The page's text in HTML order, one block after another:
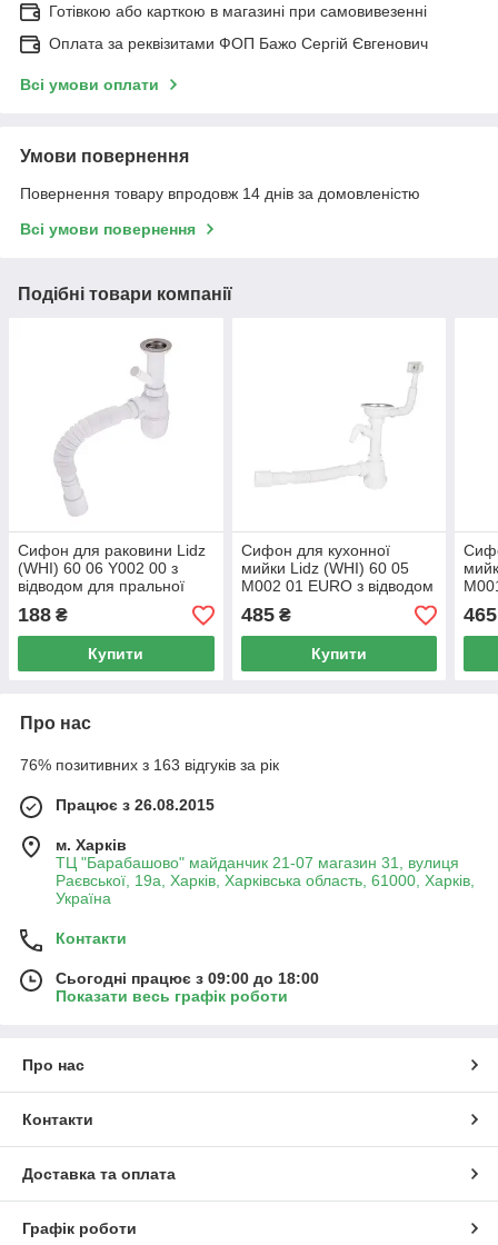
Готівкою або карткою в магазині при самовивезенні
Оплата за реквізитами ФОП Бажо Сергій Євгенович
Всі умови оплати
Умови повернення
Повернення товару впродовж 14 днів за домовленістю
Всі умови повернення
Подібні товари компанії
Сифон для раковини Lidz
(WHI) 60 06 Y002 00 з
відводом для пральної
машини (вихід 50 мм)
188 ₴
Купити
Сифон для кухонної
мийки Lidz (WHI) 60 05
M002 01 EURO з відводом
для пральної машини
(вихід 50 мм)
485₴
Купити
мм)
465
Про нас
76% позитивних з 163 відгуків за рік
Працює з 26.08.2015
м. Харків
ТЦ "Барабашово" майданчик 21-07 магазин 31, вулиця
Раєвської, 19а, Харків, Харківська область, 61000, Харків,
Україна
Контакти
Сьогодні працює з 09:00 до 18:00
Показати весь графік роботи
Про нас
Контакти
Доставка та оплата
Графік роботи